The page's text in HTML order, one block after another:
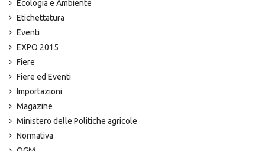
Ecologia e Ambiente
Etichettatura
Eventi
EXPO 2015
Fiere
Fiere ed Eventi
Importazioni
Magazine
Ministero delle Politiche agricole
Normativa